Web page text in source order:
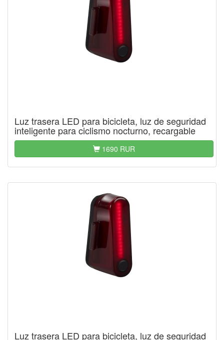
Luz trasera LED para bicicleta, luz de seguridad
inteligente para ciclismo nocturno, recargable
1690 RUR
Luz trasera LED para bicicleta, luz de seguridad